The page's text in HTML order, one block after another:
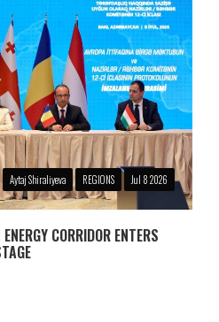
Aytaj Shiraliyeva REGIONS Jul 8 2026
CORRIDOR ENTERS